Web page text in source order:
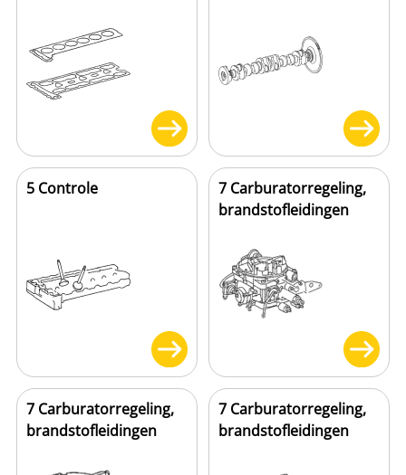
5 Controle
7 Carburatorregeling,
brandstofleidingen
7 Carburatorregeling,
brandstofleidingen
7 Carburatorregeling,
brandstofleidingen